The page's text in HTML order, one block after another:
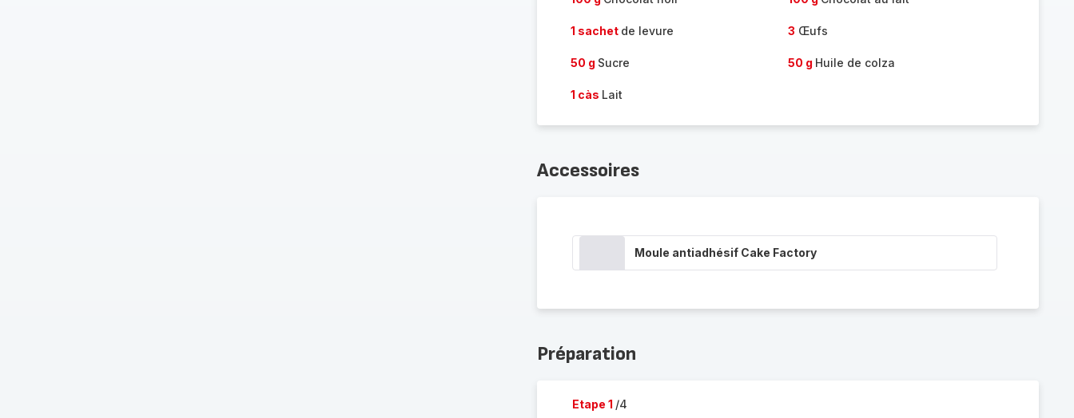
1 sachet de levure 3 Œufs
50 g Sucre 50 g Huile de colza
1 càs Lait
Accessoires
Moule antiadhésif Cake Factory
Préparation
Etape 1 /4